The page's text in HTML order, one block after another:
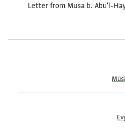
Letter from Musa b. Abu'l-